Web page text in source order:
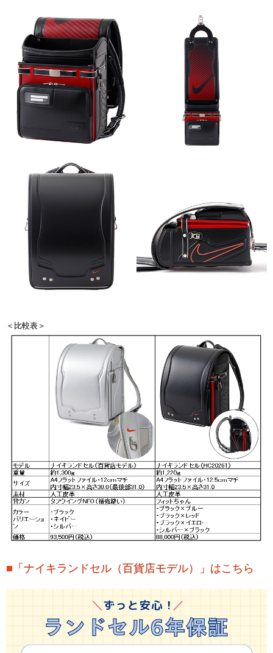
＜比較表＞
■「ナイキランドセル（百貨店モデル）」はこちら